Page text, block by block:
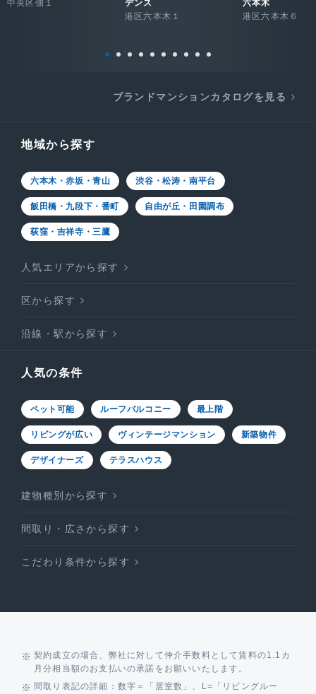
中央区佃１
デンス
港区六本木１
六本木
港区六本木６
ブランドマンションカタログを見る
地域から探す
六本木・赤坂・青山 渋谷・松涛・南平台
飯田橋・九段下・番町 自由が丘・田園調布
荻窪・吉祥寺・三鷹
人気エリアから探す
区から探す
沿線・駅から探す
人気の条件
ペット可能 ルーフバルコニー 最上階
リビングが広い ヴィンテージマンション 新築物件
デザイナーズ テラスハウス
建物種別から探す
間取り・広さから探す
こだわり条件から探す
契約成立の場合、弊社に対して仲介手数料として賃料の1.1カ
月分相当額のお支払いの承諾をお願いいたします。
間取り表記の詳細：数字＝「居室数」、L=「リビングルー